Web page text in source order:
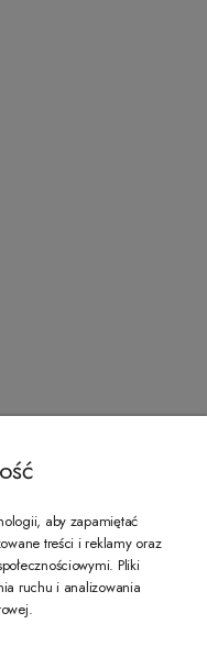
zapiszesz się do naszego
aby zapamiętać
treści i reklamy oraz
Pliki
ruchu i analizowania